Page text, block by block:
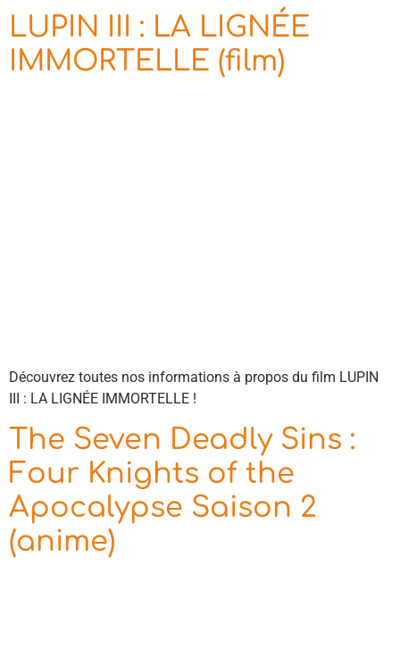
LUPIN III : LA LIGNÉE
IMMORTELLE (film)
Découvrez toutes nos informations à propos du film LUPIN
III : LA LIGNÉE IMMORTELLE !
The Seven Deadly Sins :
Four Knights of the
Apocalypse Saison 2
(anime)